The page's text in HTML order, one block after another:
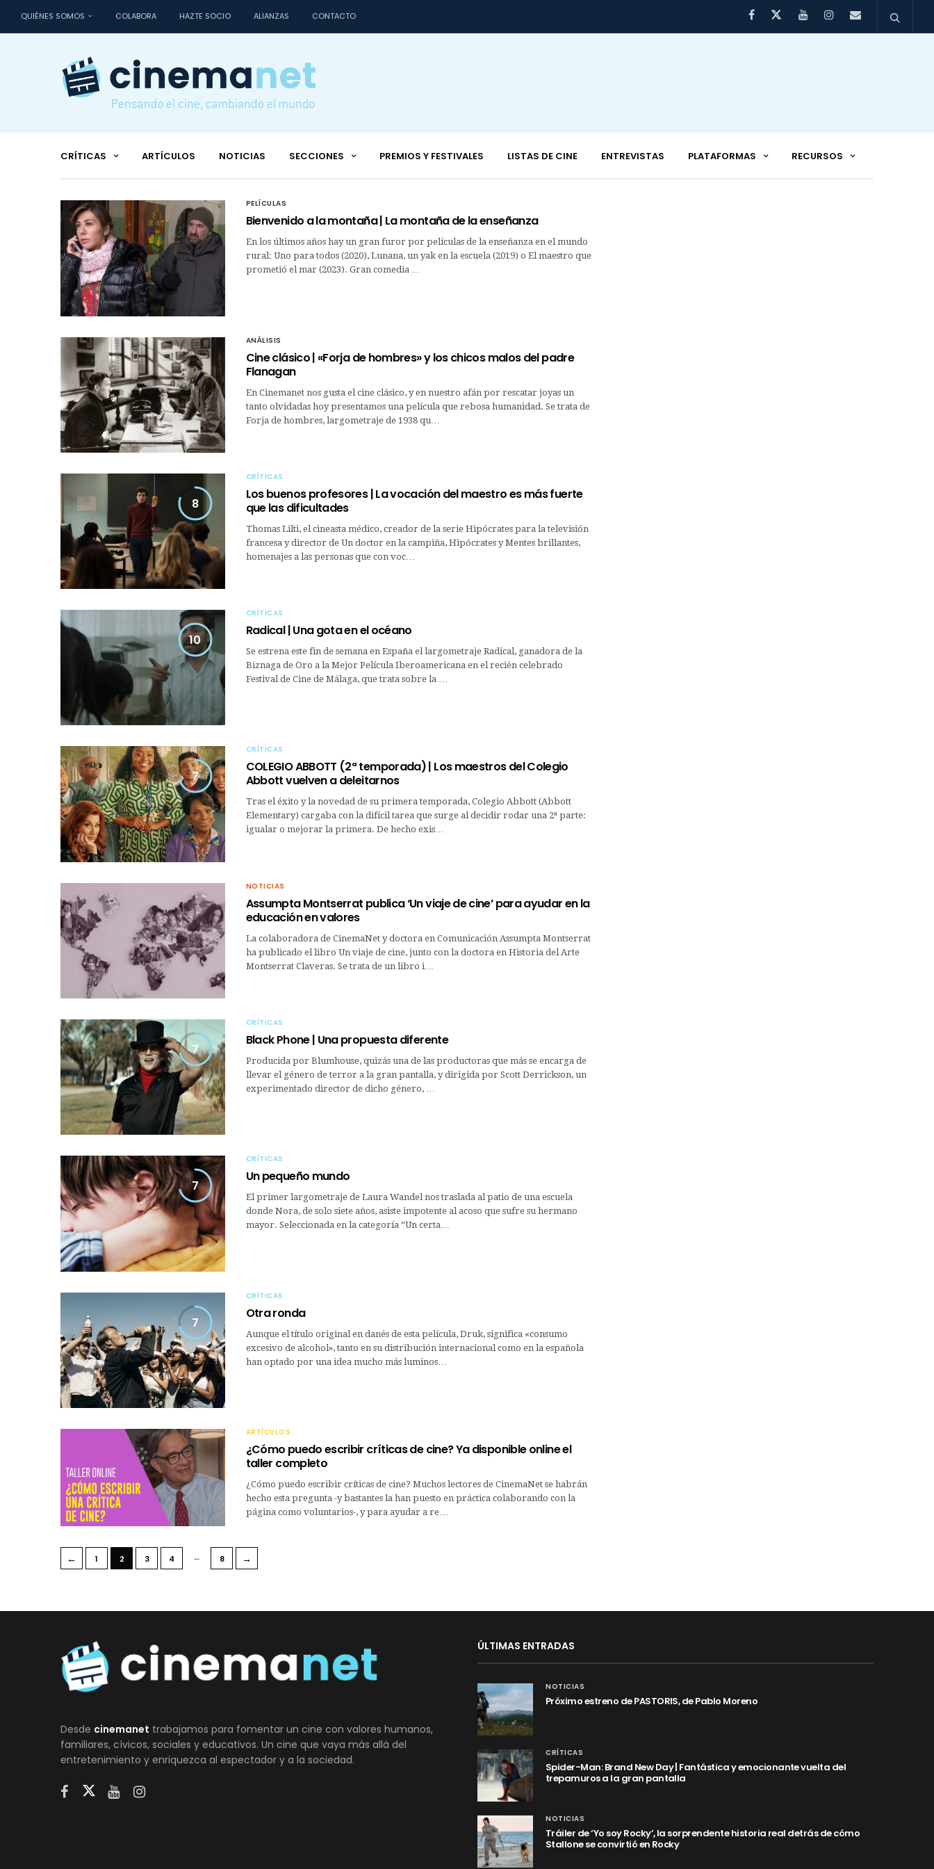
QUIÉNES SOMOS COLABORA HAZTE SOCIO ALIANZAS CONTACTO
CRÍTICAS ARTÍCULOS NOTICIAS SECCIONES PREMIOS Y FESTIVALES LISTAS DE CINE ENTREVISTAS PLATAFORMAS RECURSOS
PELÍCULAS
Bienvenido a la montaña | La montaña de la enseñanza
En los últimos años hay un gran furor por películas de la enseñanza en el mundo
rural: Uno para todos (2020), Lunana, un yak en la escuela (2019) o El maestro que
prometió el mar (2023). Gran comedia …
ANÁLISIS
Cine clásico | «Forja de hombres» y los chicos malos del padre
Flanagan
En Cinemanet nos gusta el cine clásico, y en nuestro afán por rescatar joyas un
tanto olvidadas hoy presentamos una película que rebosa humanidad. Se trata de
Forja de hombres, largometraje de 1938 qu…
8
CRÍTICAS
Los buenos profesores | La vocación del maestro es más fuerte
que las dificultades
Thomas Lilti, el cineasta médico, creador de la serie Hipócrates para la televisión
francesa y director de Un doctor en la campiña, Hipócrates y Mentes brillantes,
homenajes a las personas que con voc…
10
CRÍTICAS
Radical | Una gota en el océano
Se estrena este fin de semana en España el largometraje Radical, ganadora de la
Biznaga de Oro a la Mejor Película Iberoamericana en el recién celebrado
Festival de Cine de Málaga, que trata sobre la …
7
CRÍTICAS
COLEGIO ABBOTT (2ª temporada) | Los maestros del Colegio
Abbott vuelven a deleitarnos
Tras el éxito y la novedad de su primera temporada, Colegio Abbott (Abbott
Elementary) cargaba con la difícil tarea que surge al decidir rodar una 2ª parte:
igualar o mejorar la primera. De hecho exis…
NOTICIAS
Assumpta Montserrat publica ‘Un viaje de cine’ para ayudar en la
educación en valores
La colaboradora de CinemaNet y doctora en Comunicación Assumpta Montserrat
ha publicado el libro Un viaje de cine, junto con la doctora en Historia del Arte
Montserrat Claveras. Se trata de un libro i…
7
CRÍTICAS
Black Phone | Una propuesta diferente
Producida por Blumhouse, quizás una de las productoras que más se encarga de
llevar el género de terror a la gran pantalla, y dirigida por Scott Derrickson, un
experimentado director de dicho género, …
7
CRÍTICAS
Un pequeño mundo
El primer largometraje de Laura Wandel nos traslada al patio de una escuela
donde Nora, de solo siete años, asiste impotente al acoso que sufre su hermano
mayor. Seleccionada en la categoría “Un certa…
7
CRÍTICAS
Otra ronda
Aunque el título original en danés de esta película, Druk, significa «consumo
excesivo de alcohol», tanto en su distribución internacional como en la española
han optado por una idea mucho más luminos…
ARTÍCULOS
¿Cómo puedo escribir críticas de cine? Ya disponible online el
taller completo
¿Cómo puedo escribir críticas de cine? Muchos lectores de CinemaNet se habrán
hecho esta pregunta -y bastantes la han puesto en práctica colaborando con la
página como voluntarios-, y para ayudar a re…
← 1 2 3 4 … 8 →
Desde cinemanet trabajamos para fomentar un cine con valores humanos,
familiares, cívicos, sociales y educativos. Un cine que vaya más allá del
entretenimiento y enriquezca al espectador y a la sociedad.
ÚLTIMAS ENTRADAS
NOTICIAS
Próximo estreno de PASTORIS, de Pablo Moreno
CRÍTICAS
Spider-Man: Brand New Day | Fantástica y emocionante vuelta del
trepamuros a la gran pantalla
NOTICIAS
Tráiler de ‘Yo soy Rocky’, la sorprendente historia real detrás de cómo
Stallone se convirtió en Rocky